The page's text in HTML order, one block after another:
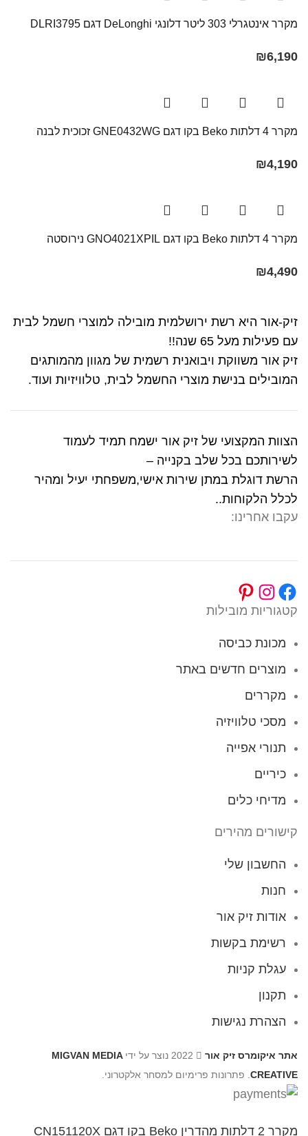
מקרר אינטגרלי 303 ליטר דלונגי DeLonghi דגם DLRI3795
₪6,190
מקרר ‏4 דלתות Beko בקו ‏דגם GNE0432WG זכוכית לבנה
₪4,190
מקרר ‏4 דלתות Beko בקו ‏דגם GNO4021XPIL נירוסטה
₪4,490
זיק-אור היא רשת ירושלמית מובילה למוצרי חשמל לבית
עם פעילות מעל 65 שנה!!
זיק אור משווקת ויבואנית רשמית של מגוון מהמותגים
המובילים בנישת מוצרי החשמל לבית, טלוויזיות ועוד.
הצוות המקצועי של זיק אור ישמח תמיד לעמוד
לשירותכם בכל שלב בקנייה –
הרשת דוגלת במתן שירות אישי,משפחתי יעיל ומהיר
לכלל הלקוחות..
עקבו אחרינו:
קטגוריות מובילות
מכונת כביסה
מוצרים חדשים באתר
מקררים
מסכי טלוויזיה
תנורי אפייה
כיריים
מדיחי כלים
קישורים מהירים
החשבון שלי
חנות
אודות זיק אור
רשימת בקשות
עגלת קניות
תקנון
הצהרת נגישות
אתר איקומרס זיק אור
MIGVAN MEDIA
CREATIVE . פתרונות פרימיום למסחר אלקטרוני.
מקרר ‏2 דלתות מהדרין Beko בקו ‏דגם CN151120X